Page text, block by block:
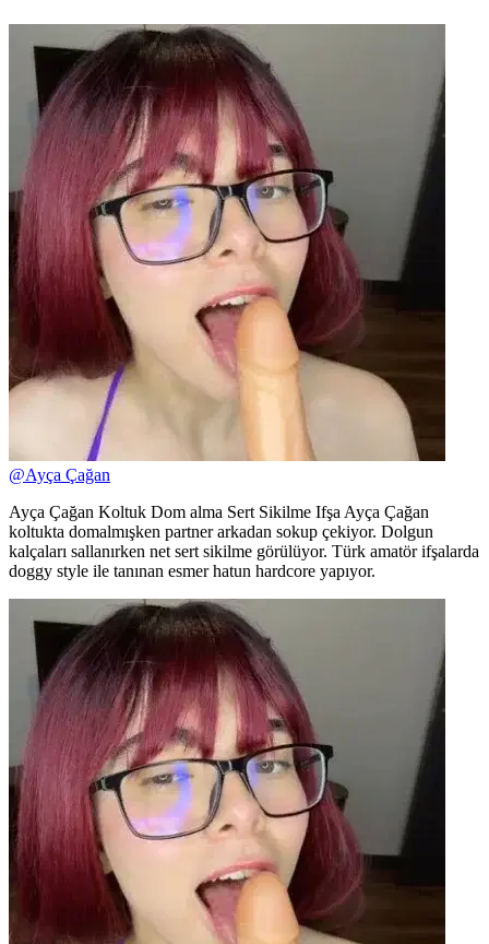
@Ayça Çağan
Ayça Çağan Koltuk Dom alma Sert Sikilme Ifşa Ayça Çağan
koltukta domalmışken partner arkadan sokup çekiyor. Dolgun
kalçaları sallanırken net sert sikilme görülüyor. Türk amatör ifşalarda
doggy style ile tanınan esmer hatun hardcore yapıyor.